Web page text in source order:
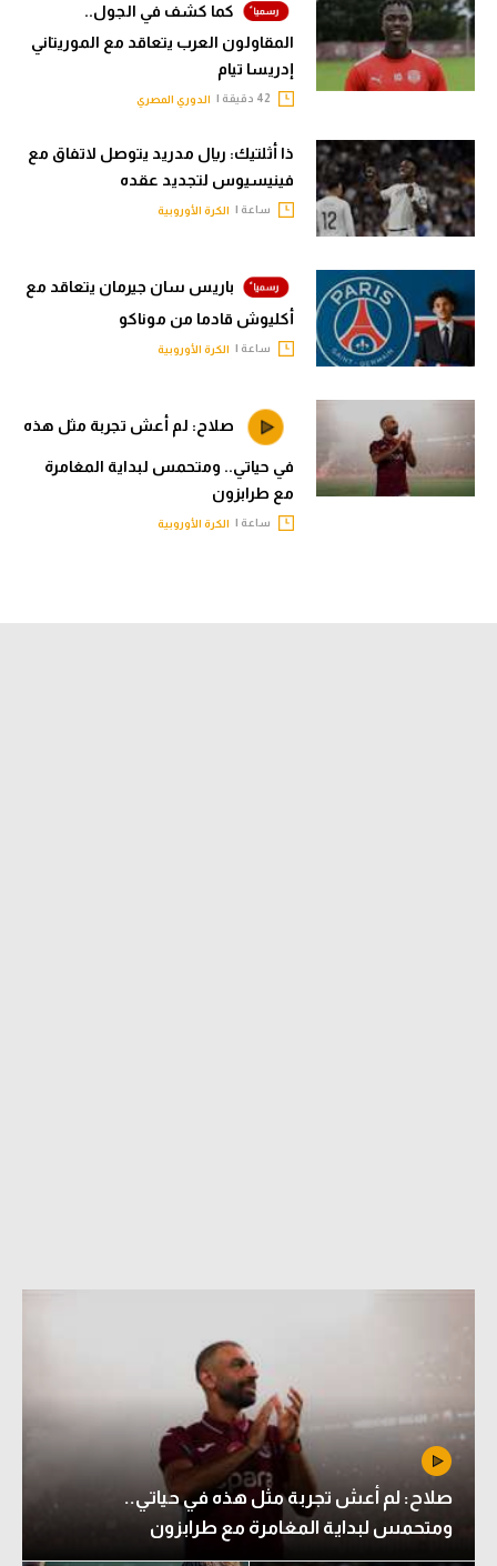
كما كشف في الجول..
المقاولون العرب يتعاقد مع الموريتاني
إدريسا تيام
الدوري المصري
ذا أثلتيك: ريال مدريد يتوصل لاتفاق مع
فينيسيوس لتجديد عقده
ساعة | الكرة الأوروبية
باريس سان جيرمان يتعاقد مع
أكليوش قادما من موناكو
ساعة | الكرة الأوروبية
صلاح: لم أعش تجربة مثل هذه
في حياتي.. ومتحمس لبداية المغامرة
مع طرابزون
ساعة | الكرة الأوروبية
صلاح: لم أعش تجربة مثل هذه في حياتي..
ومتحمس لبداية المغامرة مع طرابزون